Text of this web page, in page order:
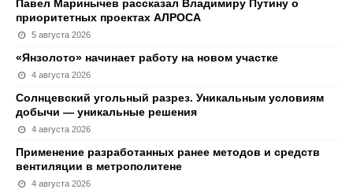
Павел Маринычев рассказал Владимиру Путину о
приоритетных проектах АЛРОСА
5 августа 2026
«Янзолото» начинает работу на новом участке
4 августа 2026
Солнцевский угольный разрез. Уникальным условиям
добычи — уникальные решения
4 августа 2026
Применение разработанных ранее методов и средств
вентиляции в метрополитене
4 августа 2026